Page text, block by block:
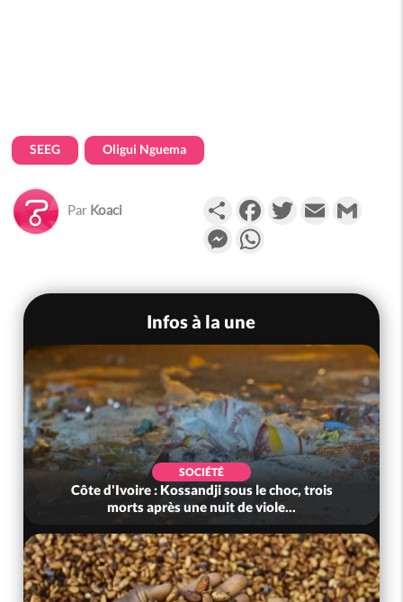
SEEG Oligui Nguema
Par Koaci PartagerFacebookTwitterEmail
Messenger
Infos à la une
SOCIÉTÉ
Côte d'Ivoire : Kossandji sous le choc, trois
morts après une nuit de viole...